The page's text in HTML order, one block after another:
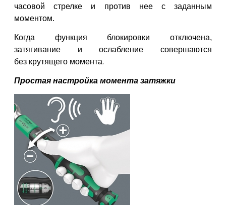
часовой стрелке и против нее с заданным
моментом.
Когда функция блокировки отключена,
затягивание и ослабление совершаются
без крутящего момента.
Простая настройка момента затяжки